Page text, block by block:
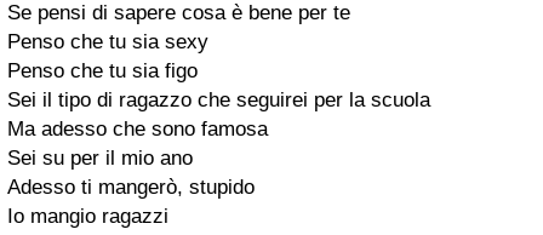
Se pensi di sapere cosa è bene per te
Penso che tu sia sexy
Penso che tu sia figo
Sei il tipo di ragazzo che seguirei per la scuola
Ma adesso che sono famosa
Sei su per il mio ano
Adesso ti mangerò, stupido
Io mangio ragazzi